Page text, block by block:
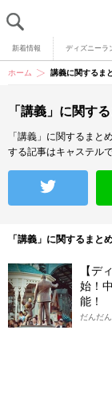
新着情報 ディズニーラ
ホーム 講義に関するま
「講義」に関す
「講義」に関するまと
する記事はキャステル
「講義」に関するまと
【デ
始！
能！
だんだん